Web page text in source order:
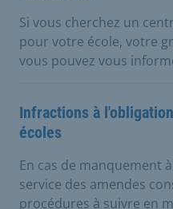
Si vous cherchez un
pour votre école, votre
vous pouvez vous
Infractions à
écoles
En cas de manquement
service des amendes
procédures à suivre en